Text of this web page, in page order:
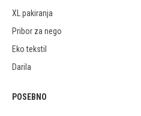
XL pakiranja
Pribor za nego
Eko tekstil
Darila
POSEBNO